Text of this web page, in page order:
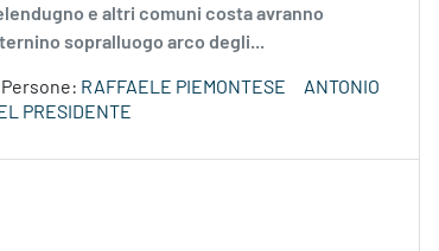
e altri comuni costa avranno
sopralluogo arco degli...
Persone: RAFFAELE PIEMONTESE
ANTONIO
PRESIDENTE